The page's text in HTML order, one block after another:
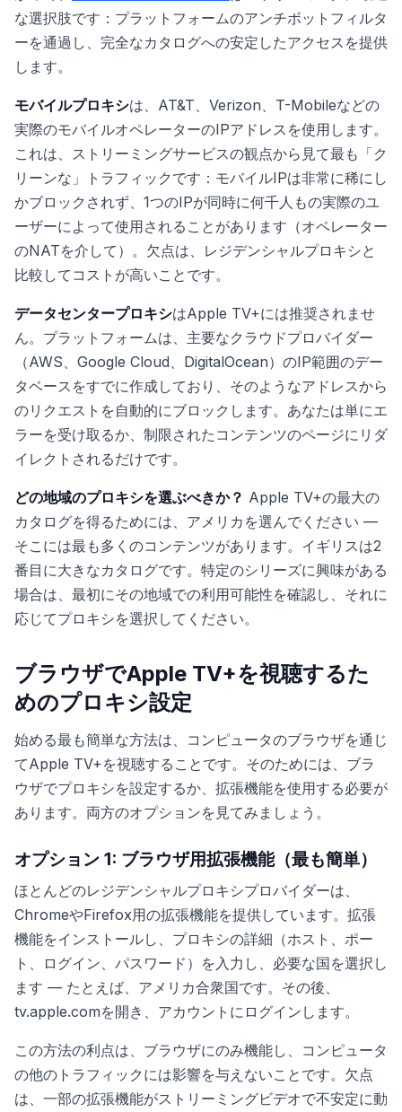
な選択肢です：プラットフォームのアンチボットフィルタ
ーを通過し、完全なカタログへの安定したアクセスを提供
します。
モバイルプロキシは、AT&T、Verizon、T-Mobileなどの
実際のモバイルオペレーターのIPアドレスを使用します。
これは、ストリーミングサービスの観点から見て最も「ク
リーンな」トラフィックです：モバイルIPは非常に稀にし
かブロックされず、1つのIPが同時に何千人もの実際のユ
ーザーによって使用されることがあります（オペレーター
のNATを介して）。欠点は、レジデンシャルプロキシと
比較してコストが高いことです。
データセンタープロキシはApple TV+には推奨されませ
ん。プラットフォームは、主要なクラウドプロバイダー
（AWS、Google Cloud、DigitalOcean）のIP範囲のデー
タベースをすでに作成しており、そのようなアドレスから
のリクエストを自動的にブロックします。あなたは単にエ
ラーを受け取るか、制限されたコンテンツのページにリダ
イレクトされるだけです。
どの地域のプロキシを選ぶべきか？ Apple TV+の最大の
カタログを得るためには、アメリカを選んでください —
そこには最も多くのコンテンツがあります。イギリスは2
番目に大きなカタログです。特定のシリーズに興味がある
場合は、最初にその地域での利用可能性を確認し、それに
応じてプロキシを選択してください。
ブラウザでApple TV+を視聴するた
めのプロキシ設定
始める最も簡単な方法は、コンピュータのブラウザを通じ
てApple TV+を視聴することです。そのためには、ブラ
ウザでプロキシを設定するか、拡張機能を使用する必要が
あります。両方のオプションを見てみましょう。
オプション 1: ブラウザ用拡張機能（最も簡単）
ほとんどのレジデンシャルプロキシプロバイダーは、
ChromeやFirefox用の拡張機能を提供しています。拡張
機能をインストールし、プロキシの詳細（ホスト、ポー
ト、ログイン、パスワード）を入力し、必要な国を選択し
ます — たとえば、アメリカ合衆国です。その後、
tv.apple.comを開き、アカウントにログインします。
この方法の利点は、ブラウザにのみ機能し、コンピュータ
の他のトラフィックには影響を与えないことです。欠点
は、一部の拡張機能がストリーミングビデオで不安定に動